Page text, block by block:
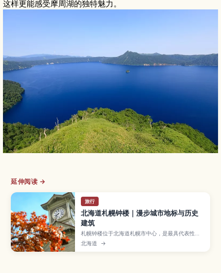
这样更能感受摩周湖的独特魅力。
延伸阅读 →
旅行
北海道札幌钟楼｜漫步城市地标与历史
建筑
札幌钟楼位于北海道札幌市中心，是最具代表性的
历史建筑之一。文章介绍钟楼作为札幌农学校演武
场的由来、木结构建筑的看点、展览内容、开放时
北海道 →